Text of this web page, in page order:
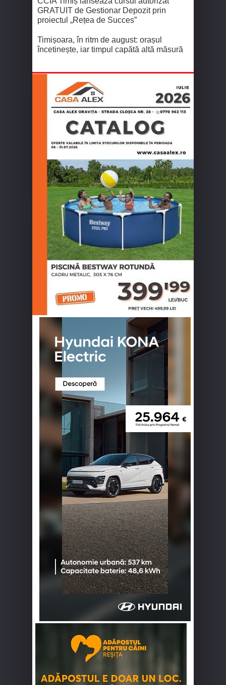
GRATUIT de Gestionar Depozit prin
proiectul „Rețea de Succes”
Timișoara, în ritm de august: orașul
încetinește, iar timpul capătă altă măsură